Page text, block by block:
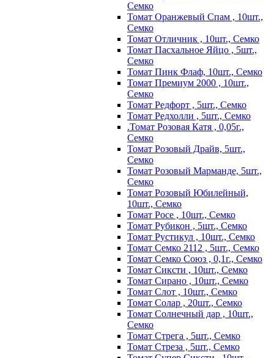
Семко
Томат Оранжевый Спам , 10шт.,
Семко
Томат Отличник , 10шт., Семко
Томат Пасхальное Яйцо , 5шт.,
Семко
Томат Пинк Флаф, 10шт., Семко
Томат Премиум 2000 , 10шт.,
Семко
Томат Редфорт , 5шт., Семко
Томат Редхолли , 5шт., Семко
.Томат Розовая Катя , 0,05г.,
Семко
Томат Розовый Драйв, 5шт.,
Семко
Томат Розовый Марманде, 5шт.,
Семко
Томат Розовый Юбилейный,
10шт., Семко
Томат Росе , 10шт., Семко
Томат Рубикон , 5шт., Семко
Томат Рустикул , 10шт., Семко
Томат Семко 2112 , 5шт., Семко
Томат Семко Союз , 0,1г., Семко
Томат Сиксти , 10шт., Семко
Томат Сирано , 10шт., Семко
Томат Слот , 10шт., Семко
Томат Солар , 20шт., Семко
Томат Солнечный дар , 10шт.,
Семко
Томат Стрега , 5шт., Семко
Томат Стреза , 5шт., Семко